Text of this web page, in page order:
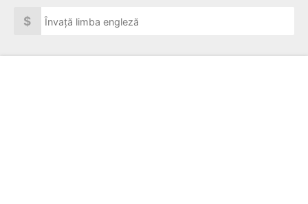
$ Învață limba engleză